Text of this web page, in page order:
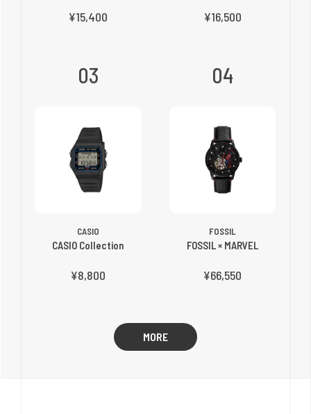
¥15,400 ¥16,500
03
CASIO
CASIO Collection
¥8,800
04
FOSSIL
FOSSIL × MARVEL
¥66,550
MORE